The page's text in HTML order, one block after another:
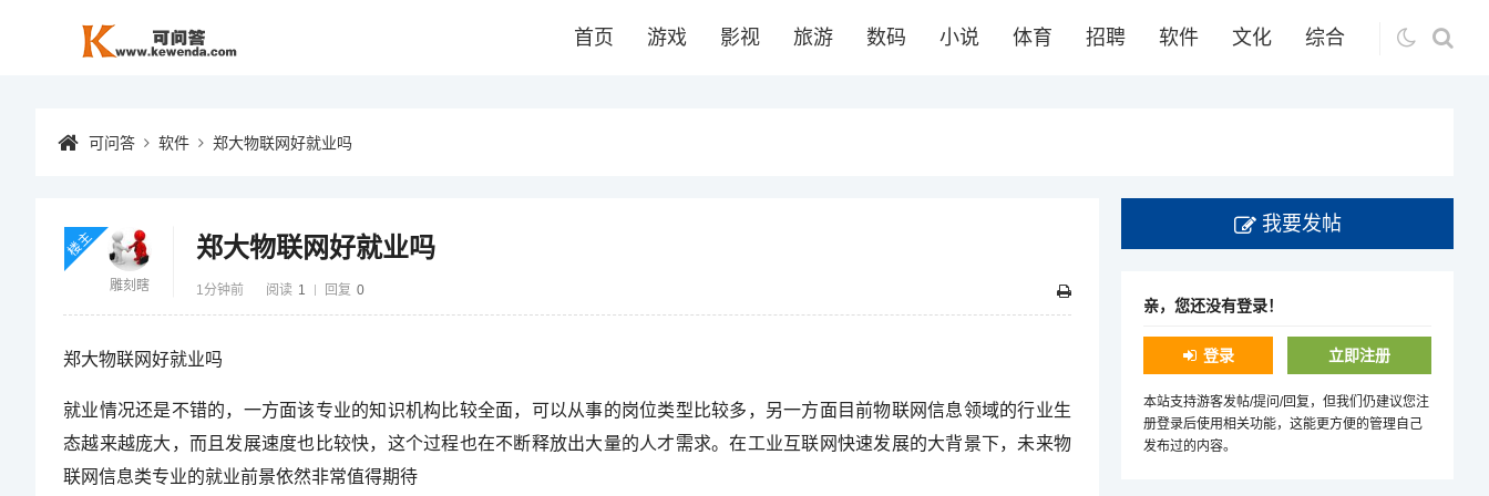
首页 游戏 影视 旅游 数码 小说 体育 招聘 软件 文化 综合
可问答 软件 郑大物联网好就业吗
郑大物联网好就业吗
1分钟前 阅读 1 回复 0
雕刻瞎
楼主
郑大物联网好就业吗
就业情况还是不错的，一方面该专业的知识机构比较全面，可以从事的岗位类型比较多，另一方面目前物联网信息领域的行业生
态越来越庞大，而且发展速度也比较快，这个过程也在不断释放出大量的人才需求。在工业互联网快速发展的大背景下，未来物
联网信息类专业的就业前景依然非常值得期待
我要发帖
亲，您还没有登录！
登录 立即注册
本站支持游客发帖/提问/回复，但我们仍建议您注
册登录后使用相关功能，这能更方便的管理自己
发布过的内容。